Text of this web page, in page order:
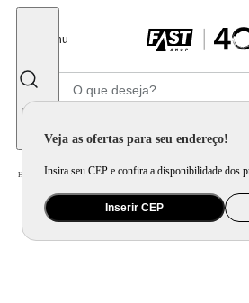
Menu
Veja as ofertas para seu endereço!
Insira seu CEP e confira a disponibilidade dos
Inserir CEP
Home Utilidade Doméstica Cozinha / Utensílio de Preparo